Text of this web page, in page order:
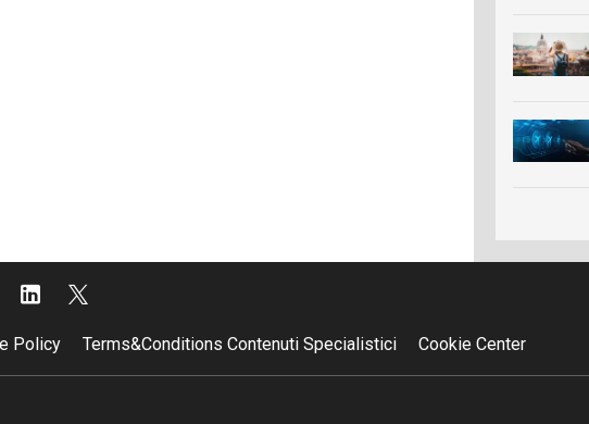
Policy Terms&Conditions Contenuti Specialistici Cookie Center